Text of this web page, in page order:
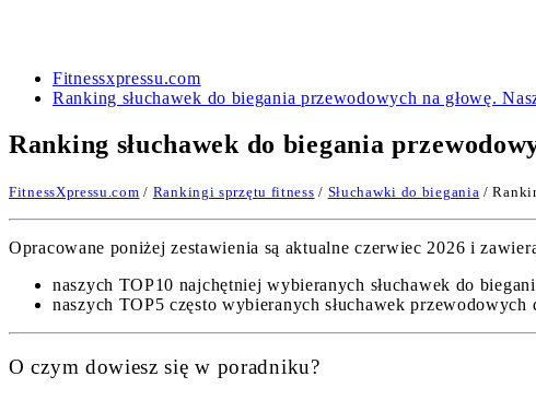
Fitnessxpressu.com
Ranking słuchawek do biegania przewodowych na głowę.
Ranking słuchawek do biegania
FitnessXpressu.com / Rankingi sprzętu fitness / Słuchawki do biegania /
Opracowane poniżej zestawienia są aktualne czerwiec 2026 i
naszych TOP10 najchętniej wybieranych słuchawek do
naszych TOP5 często wybieranych słuchawek przewodowych
O czym dowiesz się w poradniku?